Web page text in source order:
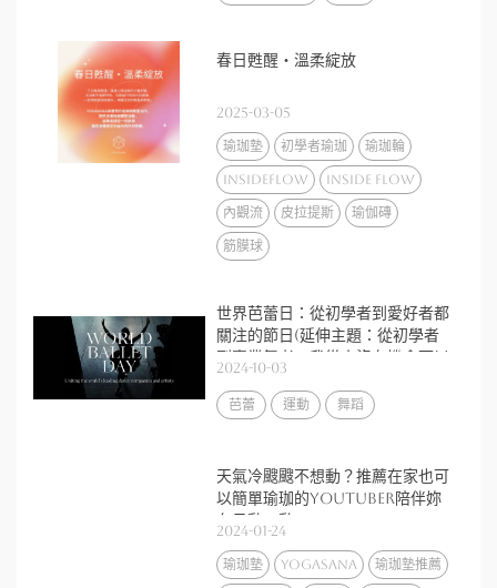
春日甦醒・溫柔綻放
2025-03-05
瑜珈墊 初學者瑜珈 瑜珈輪
insideflow inside flow
內觀流 皮拉提斯 瑜伽磚
筋膜球
世界芭蕾日：從初學者到愛好者都
關注的節日(延伸主題：從初學者
到專業舞者：我從小沒有機會可以
學芭蕾舞，還有機會學習嗎？)
2024-10-03
芭蕾 運動 舞蹈
天氣冷颼颼不想動？推薦在家也可
以簡單瑜珈的youtuber陪伴妳
冬日動一動
2024-01-24
瑜珈墊 yogasana 瑜珈墊推薦